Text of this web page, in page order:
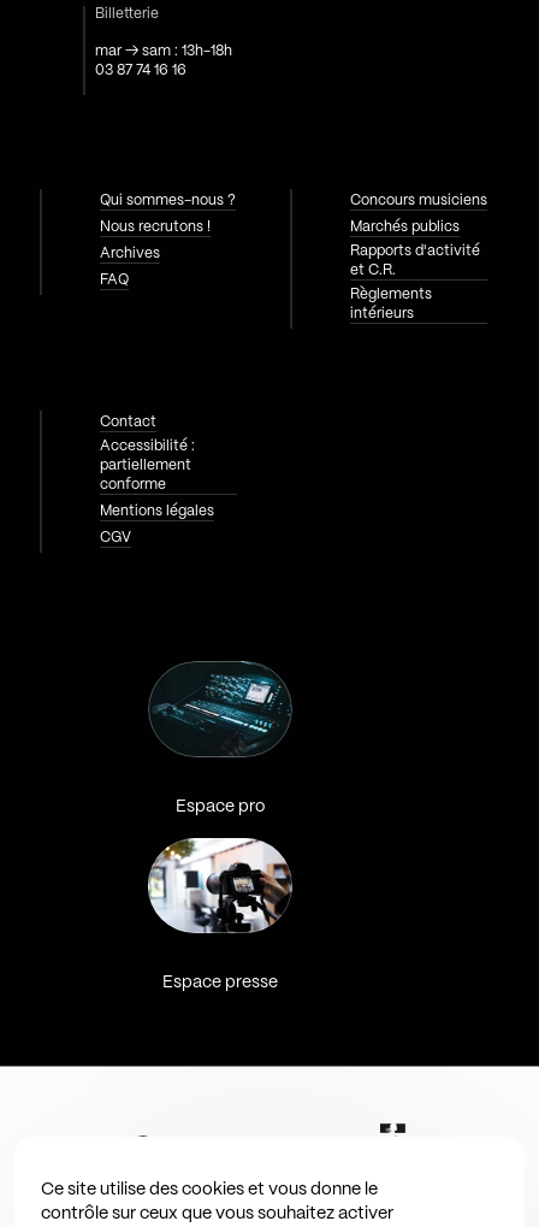
Ce site utilise des cookies et vous donne le
contrôle sur ceux que vous souhaitez activer
Billetterie
mar → sam : 13h-18h
03 87 74 16 16
Qui sommes-nous ?
Nous recrutons !
Archives
FAQ
Concours musiciens
Marchés publics
Rapports d'activité
et C.R.
Règlements
intérieurs
Contact
Accessibilité :
partiellement
conforme
Mentions légales
CGV
Espace pro
Espace presse